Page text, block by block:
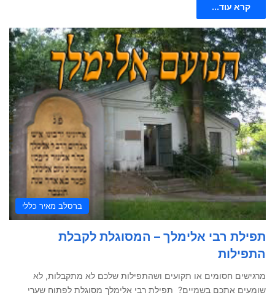
קרא עוד...
ברסלב מאיר כללי
תפילת רבי אלימלך – המסוגלת לקבלת
התפילות
מרגישים חסומים או תקועים ושהתפילות שלכם לא מתקבלות, לא
שומעים אתכם בשמיים? תפילת רבי אלימלך מסוגלת לפתוח שערי